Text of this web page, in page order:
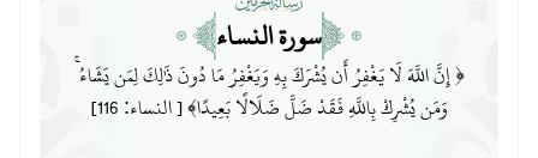
سورة النساء
﴿ إِنَّ اللَّهَ لَا يَغْفِرُ أَن يُشْرَكَ بِهِ وَيَغْفِرُ مَا دُونَ ذَٰلِكَ لِمَن يَشَاءُ ۚ
وَمَن يُشْرِكْ بِاللَّهِ فَقَدْ ضَلَّ ضَلَالًا بَعِيدًا﴾ [ النساء: 116]